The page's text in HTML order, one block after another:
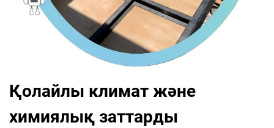
Қолайлы климат және
химиялық заттарды